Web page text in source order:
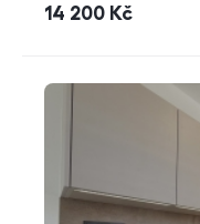
cena
14 200 Kč